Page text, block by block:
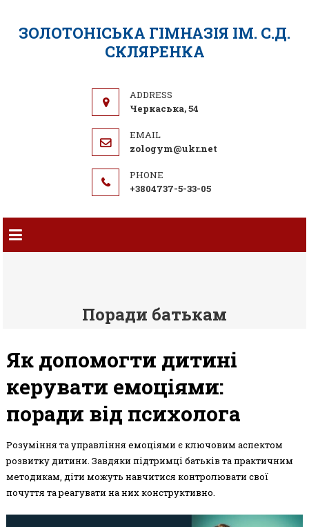
ЗОЛОТОНІСЬКА ГІМНАЗІЯ ІМ. С.Д.
СКЛЯРЕНКА
Черкаська, 54
zologym@ukr.net
+3804737-5-33-05
Поради батькам
Як допомогти дитині
керувати емоціями:
поради від психолога
Розуміння та управління емоціями є ключовим аспектом
розвитку дитини. Завдяки підтримці батьків та практичним
методикам, діти можуть навчитися контролювати свої
почуття та реагувати на них конструктивно.